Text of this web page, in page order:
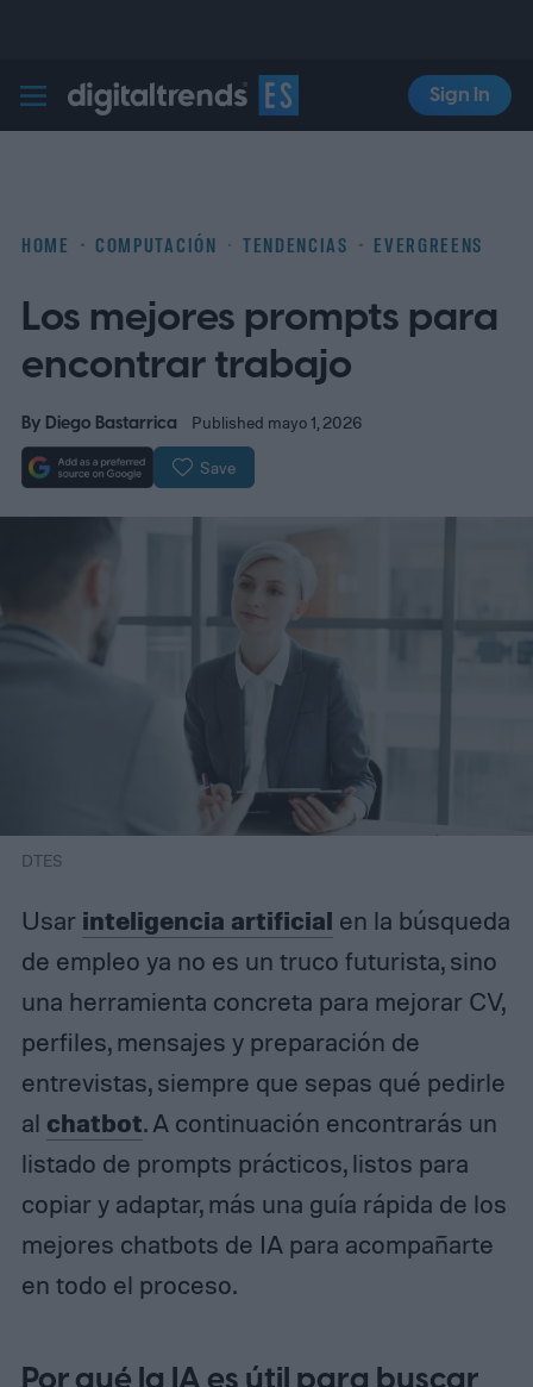
Digital Trends Español
Sign In
HOME COMPUTACIÓN TENDENCIAS EVERGREENS
Los mejores prompts para
encontrar trabajo
By Diego Bastarrica Published mayo 1, 2026
Save
DTES
Usar inteligencia artificial en la búsqueda
de empleo ya no es un truco futurista, sino
una herramienta concreta para mejorar CV,
perfiles, mensajes y preparación de
entrevistas, siempre que sepas qué pedirle
al chatbot. A continuación encontrarás un
listado de prompts prácticos, listos para
copiar y adaptar, más una guía rápida de los
mejores chatbots de IA para acompañarte
en todo el proceso.